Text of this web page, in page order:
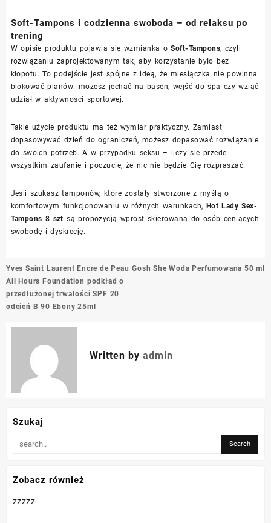
Soft-Tampons i codzienna swoboda – od relaksu po
trening
W opisie produktu pojawia się wzmianka oSoft-Tampons, czyli
rozwiązaniu zaprojektowanym tak, aby korzystanie było bez
kłopotu. To podejście jest spójne z ideą, że miesiączka nie powinna
blokować planów: możesz jechać na basen, wejść do spa czy wziąć
udział w aktywności sportowej.
Takie użycie produktu ma też wymiar praktyczny. Zamiast
dopasowywać dzień do ograniczeń, możesz dopasować rozwiązanie
do swoich potrzeb. A w przypadku seksu – liczy się przede
wszystkim zaufanie i poczucie, że nic nie będzie Cię rozpraszać.
Jeśli szukasz tamponów, które zostały stworzone z myślą o
komfortowym funkcjonowaniu w różnych warunkach, Hot Lady Sex-
Tampons 8 szt są propozycją wprost skierowaną do osób ceniących
swobodę i dyskrecję.
Nawigacja
wpisu
Yves Saint Laurent Encre de Peau
All Hours Foundation podkład o
przedłużonej trwałości SPF 20
odcień B 90 Ebony 25ml
Gosh She Woda Perfumowana 50 ml
Written by admin
Szukaj
Zobacz również
zzzzz